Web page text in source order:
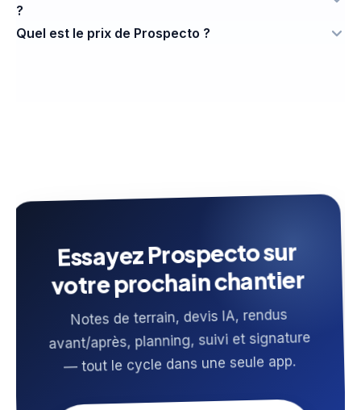
?
Quel est le prix de Prospecto ?
Essayez Prospecto sur
votre prochain chantier
Notes de terrain, devis IA, rendus
avant/après, planning, suivi et signature
— tout le cycle dans une seule app.